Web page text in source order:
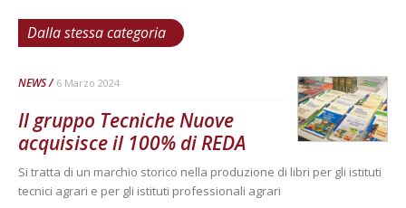
Dalla stessa categoria
NEWS 6 Marzo 2024
Il gruppo Tecniche Nuove
acquisisce il 100% di REDA
Si tratta di un marchio storico nella produzione di libri per gli istituti
tecnici agrari e per gli istituti professionali agrari